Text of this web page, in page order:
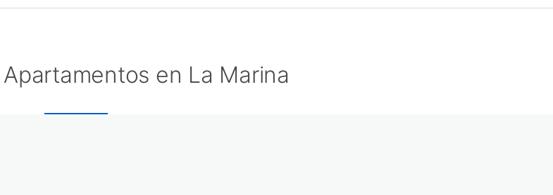
en La Marina